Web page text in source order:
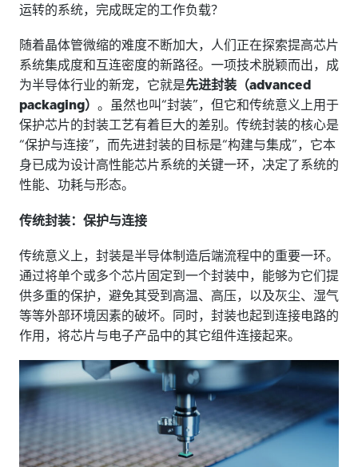
运转的系统，完成既定的工作负载？
随着晶体管微缩的难度不断加大，人们正在探索提高芯片
系统集成度和互连密度的新路径。一项技术脱颖而出，成
为半导体行业的新宠，它就是先进封装（advanced
packaging） 。虽然也叫“封装”，但它和传统意义上用于
保护芯片的封装工艺有着巨大的差别。传统封装的核心是
“保护与连接”，而先进封装的目标是“构建与集成”，它本
身已成为设计高性能芯片系统的关键一环，决定了系统的
性能、功耗与形态。
传统封装：保护与连接
传统意义上，封装是半导体制造后端流程中的重要一环。
通过将单个或多个芯片固定到一个封装中，能够为它们提
供多重的保护，避免其受到高温、高压，以及灰尘、湿气
等等外部环境因素的破坏。同时，封装也起到连接电路的
作用，将芯片与电子产品中的其它组件连接起来。